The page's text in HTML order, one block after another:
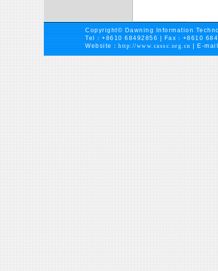
Copyright© Dawning Information
Tel：+8610 68492856 | Fax：+8610
Website： http://www.cassc.org.cn | E-